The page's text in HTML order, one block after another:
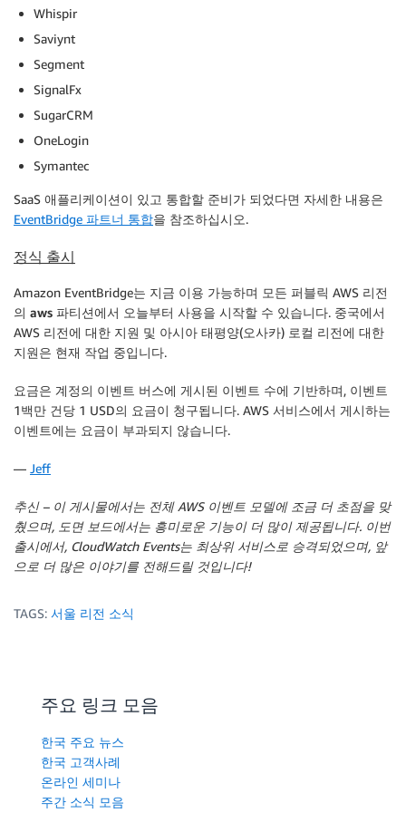
Whispir
Saviynt
Segment
SignalFx
SugarCRM
OneLogin
Symantec
SaaS 애플리케이션이 있고 통합할 준비가 되었다면 자세한 내용은
EventBridge 파트너 통합을 참조하십시오.
정식 출시
Amazon EventBridge는 지금 이용 가능하며 모든 퍼블릭 AWS 리전
의 aws 파티션에서 오늘부터 사용을 시작할 수 있습니다. 중국에서
AWS 리전에 대한 지원 및 아시아 태평양(오사카) 로컬 리전에 대한
지원은 현재 작업 중입니다.
요금은 계정의 이벤트 버스에 게시된 이벤트 수에 기반하며, 이벤트
1백만 건당 1 USD의 요금이 청구됩니다. AWS 서비스에서 게시하는
이벤트에는 요금이 부과되지 않습니다.
— Jeff
추신 – 이 게시물에서는 전체 AWS 이벤트 모델에 조금 더 초점을 맞
췄으며, 도면 보드에서는 흥미로운 기능이 더 많이 제공됩니다. 이번
출시에서, CloudWatch Events는 최상위 서비스로 승격되었으며, 앞
으로 더 많은 이야기를 전해드릴 것입니다!
TAGS: 서울 리전 소식
주요 링크 모음
한국 주요 뉴스
한국 고객사례
온라인 세미나
주간 소식 모음